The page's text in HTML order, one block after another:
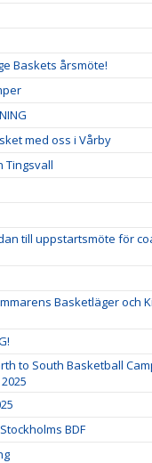
Baskets årsmöte!
med oss i Vårby
Tingsvall
till uppstartsmöte för
Basketläger och
to South Basketball
BDF